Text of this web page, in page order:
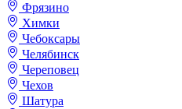
Фрязино
Химки
Чебоксары
Челябинск
Череповец
Чехов
Шатура